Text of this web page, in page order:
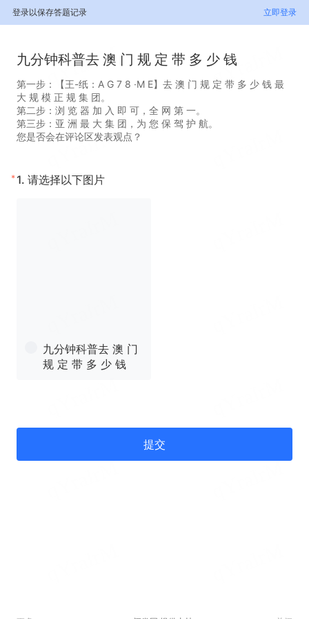
登录以保存答题记录 立即登录
九分钟科普去 澳 门 规 定 带 多 少 钱
第一步：【王-纸：A G 7 8 ·M E】去 澳 门 规 定 带 多 少 钱 最
大 规 模 正 规 集 团。
第二步：浏 览 器 加 入 即 可，全 网 第 一。
第三步：亚 洲 最 大 集 团，为 您 保 驾 护 航。
您是否会在评论区发表观点？
* 1. 请选择以下图片
九分钟科普去 澳 门
规 定 带 多 少 钱
提交